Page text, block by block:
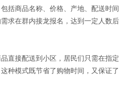
括商品名称、价格、产地、配送时间
求在群内接龙报名，达到一定人数后
直接配送到小区，居民们只需在指定
种模式既节省了购物时间，又保证了